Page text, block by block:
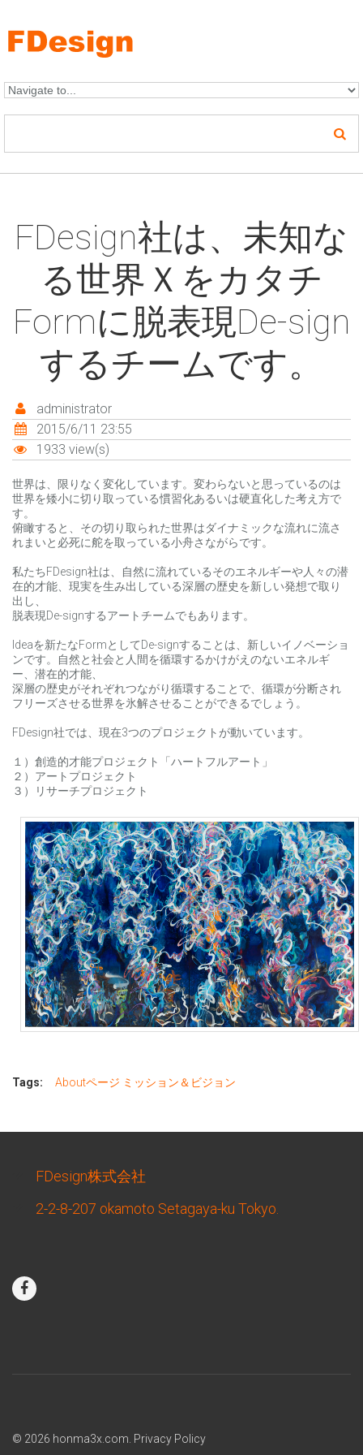
FDesign社は、未知な
る世界Ｘをカタチ
Formに脱表現De-sign
するチームです。
administrator
2015/6/11 23:55
1933 view(s)
世界は、限りなく変化しています。変わらないと思っているのは
世界を矮小に切り取っている慣習化あるいは硬直化した考え方で
す。
俯瞰すると、その切り取られた世界はダイナミックな流れに流さ
れまいと必死に舵を取っている小舟さながらです。
私たちFDesign社は、自然に流れているそのエネルギーや人々の潜
在的才能、現実を生み出している深層の歴史を新しい発想で取り
出し、
脱表現De-signするアートチームでもあります。
Ideaを新たなFormとしてDe-signすることは、新しいイノベーショ
ンです。自然と社会と人間を循環するかけがえのないエネルギ
ー、潜在的才能、
深層の歴史がそれぞれつながり循環することで、循環が分断され
フリーズさせる世界を氷解させることができるでしょう。
FDesign社では、現在3つのプロジェクトが動いています。
１）創造的才能プロジェクト「ハートフルアート」
２）アートプロジェクト
３）リサーチプロジェクト
Tags: Aboutページ ミッション＆ビジョン
FDesign株式会社
2-2-8-207 okamoto Setagaya-ku Tokyo.
© 2026 honma3x.com. Privacy Policy